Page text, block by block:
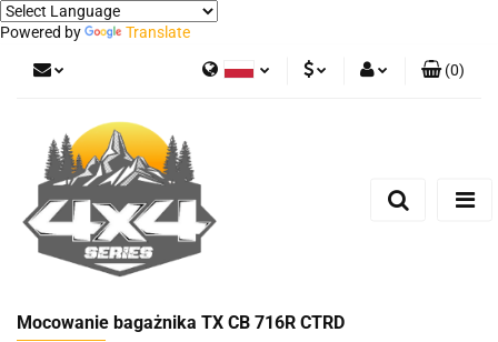
Powered by Translate
German
(0)
Mocowanie bagażnika TX CB 716R CTRD